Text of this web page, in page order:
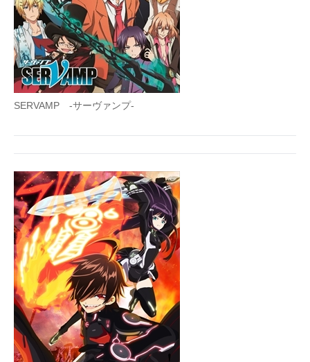
SERVAMP -サーヴァンプ-